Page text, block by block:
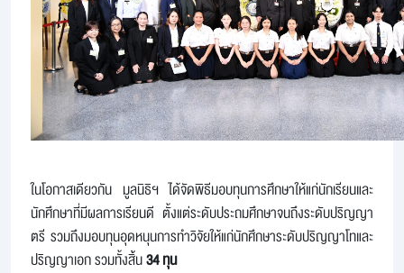
ในโอกาสเดียวกัน มูลนิธิฯ ได้จัดพิธีมอบทุนการศึกษาให้แก่นักเรียนและ
นักศึกษาที่มีผลการเรียนดี ตั้งแต่ระดับประถมศึกษาจนถึงระดับปริญญา
ตรี รวมถึงมอบทุนอุดหนุนการทำวิจัยให้แก่นักศึกษาระดับปริญญาโทและ
ปริญญาเอก รวมทั้งสิ้น34 ทุน